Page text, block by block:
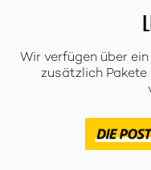
Wir verfügen über
zusätzlich